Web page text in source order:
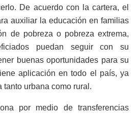
De acuerdo con la cartera, el
auxiliar la educación en familias
de pobreza o pobreza extrema,
puedan seguir con su
buenas oportunidades para su
aplicación en todo el país, ya
tanto urbana como rural.
por medio de transferencias